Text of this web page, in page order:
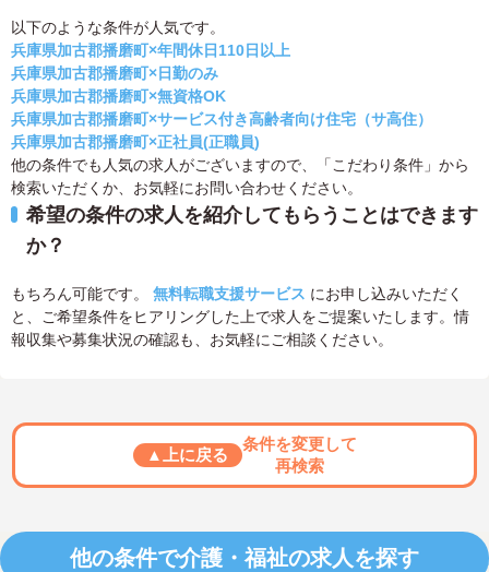
以下のような条件が人気です。
兵庫県加古郡播磨町×年間休日110日以上
兵庫県加古郡播磨町×日勤のみ
兵庫県加古郡播磨町×無資格OK
兵庫県加古郡播磨町×サービス付き高齢者向け住宅（サ高住）
兵庫県加古郡播磨町×正社員(正職員)
他の条件でも人気の求人がございますので、「こだわり条件」から
検索いただくか、お気軽にお問い合わせください。
希望の条件の求人を紹介してもらうことはできます
か？
もちろん可能です。 無料転職支援サービス にお申し込みいただく
と、ご希望条件をヒアリングした上で求人をご提案いたします。情
報収集や募集状況の確認も、お気軽にご相談ください。
▲上に戻る
条件を変更して
再検索
他の条件で介護・福祉の求人を探す